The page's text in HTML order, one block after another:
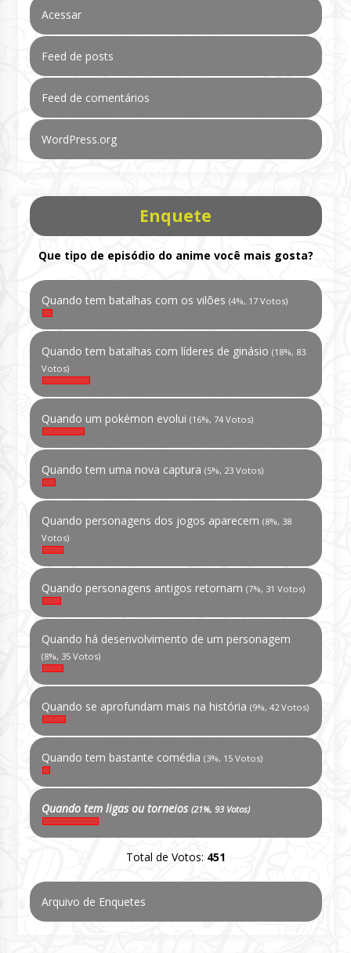
Acessar
Feed de posts
Feed de comentários
WordPress.org
Enquete
Que tipo de episódio do anime você mais gosta?
Quando tem batalhas com os vilões (4%, 17 Votos)
Quando tem batalhas com líderes de ginásio (18%, 83
Votos)
Quando um pokémon evolui (16%, 74 Votos)
Quando tem uma nova captura (5%, 23 Votos)
Quando personagens dos jogos aparecem (8%, 38
Votos)
Quando personagens antigos retornam (7%, 31 Votos)
Quando há desenvolvimento de um personagem
(8%, 35 Votos)
Quando se aprofundam mais na história (9%, 42 Votos)
Quando tem bastante comédia (3%, 15 Votos)
Quando tem ligas ou torneios (21%, 93 Votos)
Total de Votos: 451
Arquivo de Enquetes